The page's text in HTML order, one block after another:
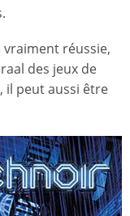
réussie,
des jeux de
il peut aussi être